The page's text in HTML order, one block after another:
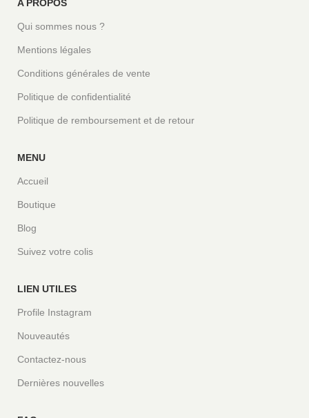
A PROPOS
Qui sommes nous ?
Mentions légales
Conditions générales de vente
Politique de confidentialité
Politique de remboursement et de retour
MENU
Accueil
Boutique
Blog
Suivez votre colis
LIEN UTILES
Profile Instagram
Nouveautés
Contactez-nous
Dernières nouvelles